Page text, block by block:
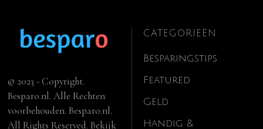
© 2023 - Copyright.
Besparo.nl. Alle Rechten
voorbehouden. Besparo.nl.
All Rights Reserved. Bekijk
CATEGORIEËN
Besparingstips
Featured
Geld
Handig &